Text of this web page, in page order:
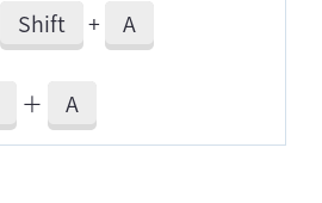
Shift + A
＋ A